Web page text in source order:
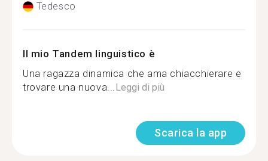
Tedesco
Il mio Tandem linguistico è
Una ragazza dinamica che ama chiacchierare e
trovare una nuova...Leggi di più
Scarica la app